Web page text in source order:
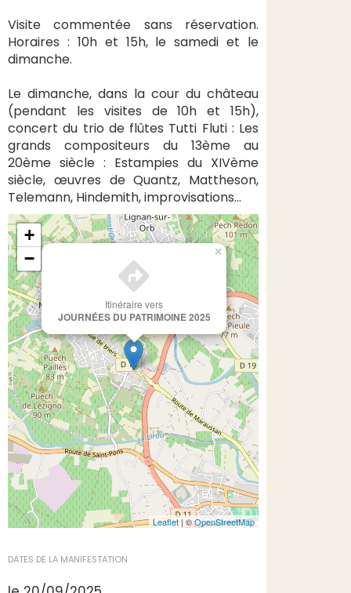
Visite commentée sans réservation.
Horaires : 10h et 15h, le samedi et le
dimanche.
Le dimanche, dans la cour du château
(pendant les visites de 10h et 15h),
concert du trio de flûtes Tutti Fluti : Les
grands compositeurs du 13ème au
20ème siècle : Estampies du XIVème
siècle, œuvres de Quantz, Mattheson,
Telemann, Hindemith, improvisations...
Itinéraire vers
JOURNÉES DU PATRIMOINE 2025
×
+
−
Leaflet| ©OpenStreetMap
DATES DE LA MANIFESTATION